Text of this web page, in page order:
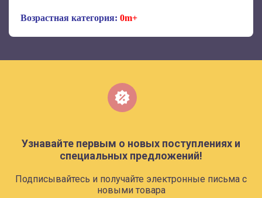
Возрастная категория: 0m+
Узнавайте первым о новых поступлениях и
специальных предложений!
Подписывайтесь и получайте электронные письма с
новыми товара